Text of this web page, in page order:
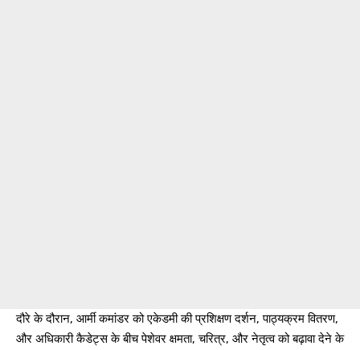
दौरे के दौरान, आर्मी कमांडर को एकेडमी की प्रशिक्षण दर्शन, पाठ्यक्रम वितरण,
और अधिकारी कैडेट्स के बीच पेशेवर क्षमता, चरित्र, और नेतृत्व को बढ़ावा देने के